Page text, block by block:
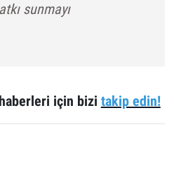
sunmayı
için bizi takip edin!